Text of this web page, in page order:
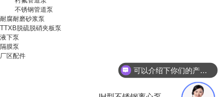
不锈钢管道泵
耐腐耐磨砂浆泵
TTXB脱硫脱硝夹板泵
液下泵
隔膜泵
厂区配件
可以介绍下你们的产品么